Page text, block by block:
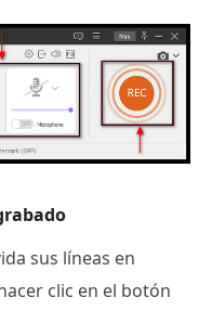
sus líneas en
clic en el botón